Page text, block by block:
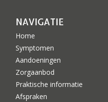
NAVIGATIE
Home
Symptomen
Aandoeningen
Zorgaanbod
Praktische informatie
Afspraken